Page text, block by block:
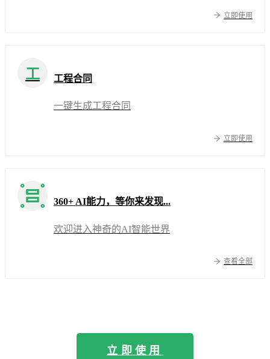
立即使用
工 工程合同
一键生成工程合同
立即使用
360+ AI能力，等你来发现...
欢迎进入神奇的AI智能世界
查看全部
立即使用